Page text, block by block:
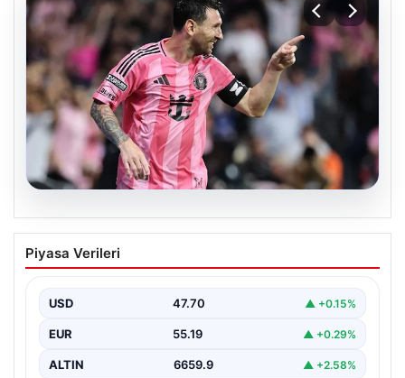
06.08.2026
Dünya Kupası sonrası da durmuyor!
Messi yapacağını yaptı
Piyasa Verileri
USD 47.70 ▲ +0.15%
EUR 55.19 ▲ +0.29%
ALTIN 6659.9 ▲ +2.58%